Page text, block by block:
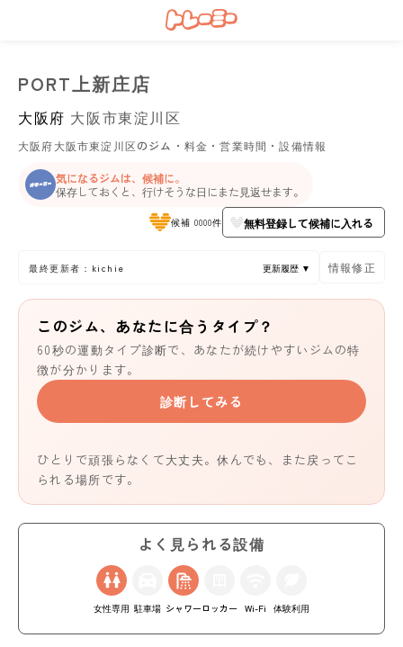
PORT上新庄店
大阪府 大阪市東淀川区
大阪府大阪市東淀川区のジム・料金・営業時間・設備情報
気になるジムは、候補に。
保存しておくと、行けそうな日にまた見返せます。
候補 0000件 無料登録して候補に入れる
最終更新者：kichie 更新履歴 ▼ 情報修正
このジム、あなたに合うタイプ？
60秒の運動タイプ診断で、あなたが続けやすいジムの特
徴が分かります。
診断してみる
ひとりで頑張らなくて大丈夫。休んでも、また戻ってこ
られる場所です。
よく見られる設備
女性専用 駐車場 シャワー ロッカー Wi-Fi 体験利用